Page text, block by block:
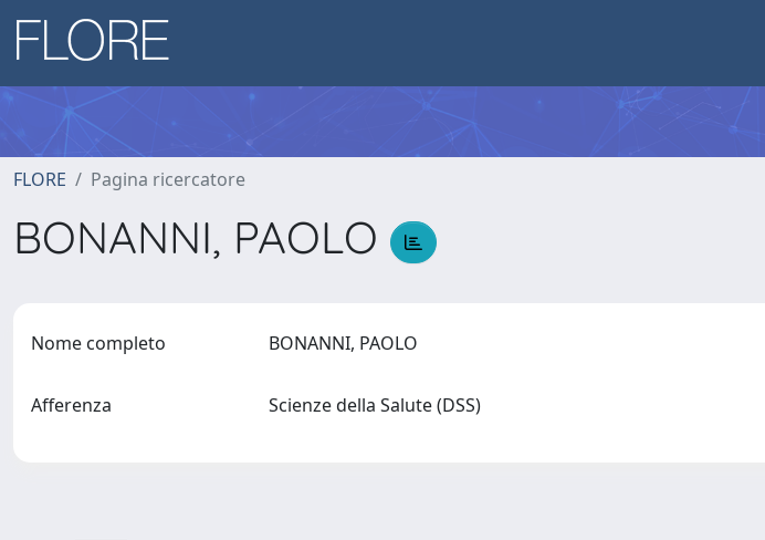
FLORE Pagina ricercatore
BONANNI, PAOLO
Nome completo BONANNI, PAOLO
Afferenza Scienze della Salute (DSS)